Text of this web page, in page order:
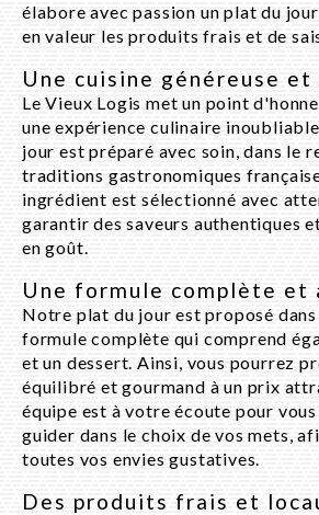
élabore avec passion un plat du
en valeur les produits frais et de
Une cuisine généreuse et
Le Vieux Logis met un point
une expérience culinaire
jour est préparé avec soin, dans le
traditions gastronomiques
ingrédient est sélectionné avec
garantir des saveurs authentiques
en goût.
Une formule complète et
Notre plat du jour est proposé
formule complète qui comprend
et un dessert. Ainsi, vous pourrez
équilibré et gourmand à un prix
équipe est à votre écoute pour
guider dans le choix de vos mets,
toutes vos envies gustatives.
Des produits frais et